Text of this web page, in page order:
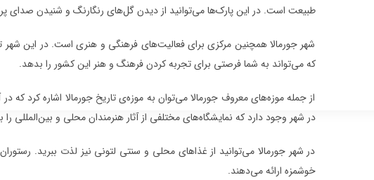
طبیعت است. در این پارک‌ها می‌توانید از دیدن گل‌های رنگارنگ و شنیدن صدای
شهر جورمالا همچنین مرکزی برای فعالیت‌های فرهنگی و هنری است. در این شهر
که می‌تواند به شما فرصتی برای تجربه کردن فرهنگ و هنر این کشور را بدهد.
از جمله موزه‌های معروف جورمالا می‌توان به موزه‌ی تاریخ جورمالا اشاره کرد
در شهر وجود دارد که نمایشگاه‌های مختلفی از آثار هنرمندان محلی و بین‌المللی را
در شهر جورمالا می‌توانید از غذاهای محلی و سنتی لتونی نیز لذت ببرید.
خوشمزه ارائه می‌دهند.